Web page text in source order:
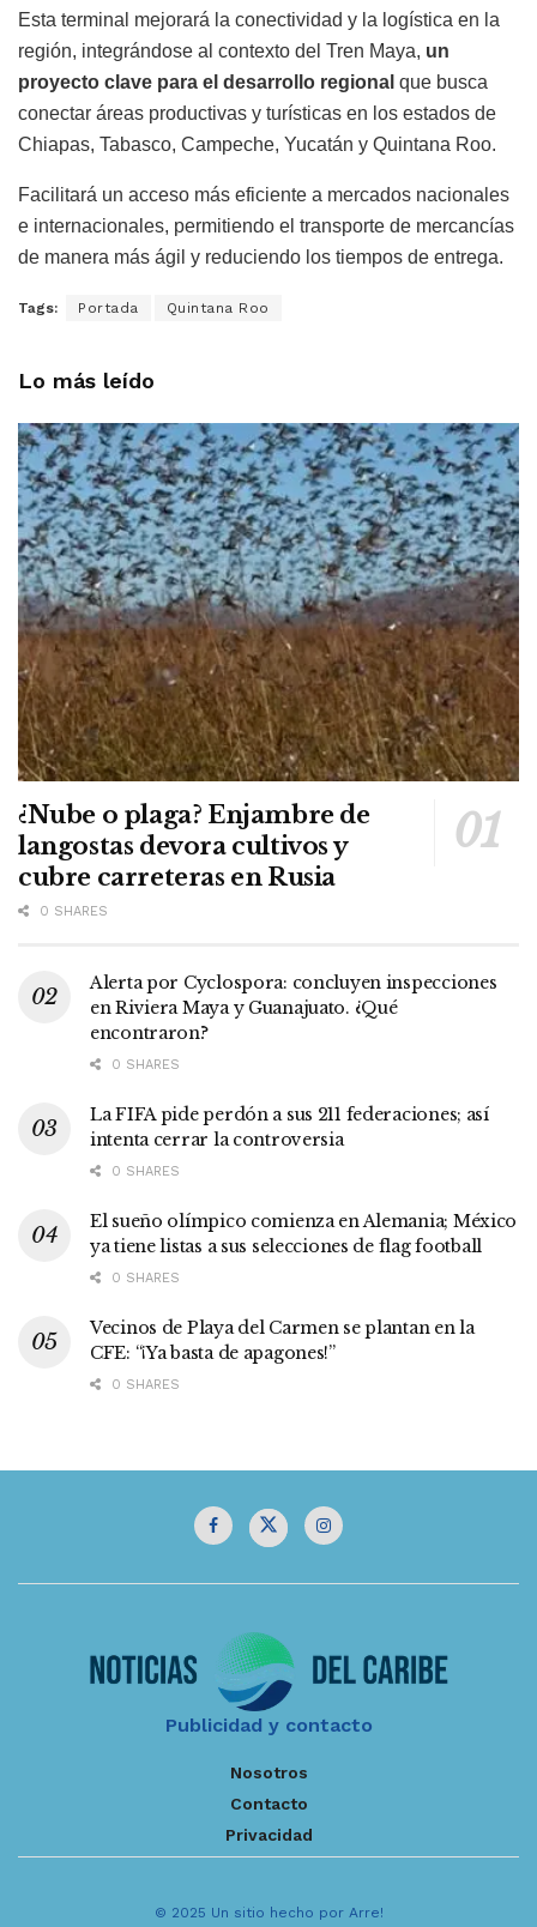
Esta terminal mejorará la conectividad y la logística en la
región, integrándose al contexto del Tren Maya, un
proyecto clave para el desarrollo regional que busca
conectar áreas productivas y turísticas en los estados de
Chiapas, Tabasco, Campeche, Yucatán y Quintana Roo.
Facilitará un acceso más eficiente a mercados nacionales
e internacionales, permitiendo el transporte de mercancías
de manera más ágil y reduciendo los tiempos de entrega.
Tags: Portada Quintana Roo
Lo más leído
¿Nube o plaga? Enjambre de
langostas devora cultivos y
cubre carreteras en Rusia
0 SHARES
Alerta por Cyclospora: concluyen inspecciones
en Riviera Maya y Guanajuato. ¿Qué
encontraron?
0 SHARES
La FIFA pide perdón a sus 211 federaciones; así
intenta cerrar la controversia
0 SHARES
El sueño olímpico comienza en Alemania; México
ya tiene listas a sus selecciones de flag football
0 SHARES
Vecinos de Playa del Carmen se plantan en la
CFE: “¡Ya basta de apagones!”
0 SHARES
Publicidad y contacto
Nosotros
Contacto
Privacidad
© 2025 Un sitio hecho por Arre!